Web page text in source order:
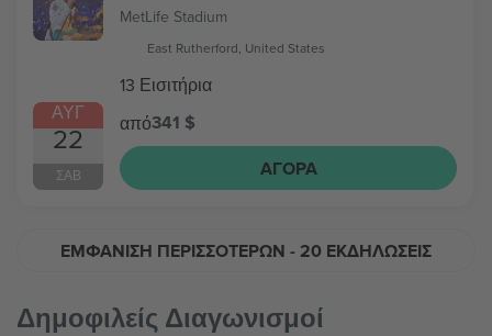
ΑΥΓ
22
ΣΆΒ
MetLife Stadium
East Rutherford, United States
13 Εισιτήρια
από341 $
ΑΓΟΡΆ
ΕΜΦΆΝΙΣΗ ΠΕΡΙΣΣΌΤΕΡΩΝ - 20 ΕΚΔΗΛΏΣΕΙΣ
Δημοφιλείς Διαγωνισμοί